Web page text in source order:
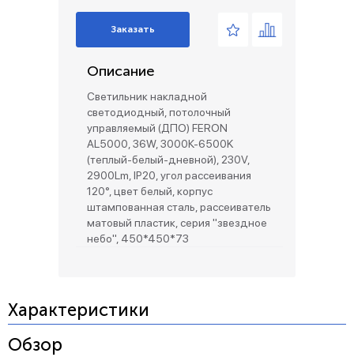
Заказать
Описание
Светильник накладной
светодиодный, потолочный
управляемый (ДПО) FERON
AL5000, 36W, 3000К-6500K
(теплый-белый-дневной), 230V,
2900Lm, IP20, угол рассеивания
120°, цвет белый, корпус
штампованная сталь, рассеиватель
матовый пластик, серия "звездное
небо", 450*450*73
Характеристики
Обзор